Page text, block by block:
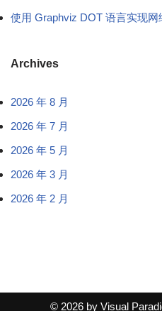
使用 Graphviz DOT 语言实现
Archives
2026 年 8 月
2026 年 7 月
2026 年 5 月
2026 年 3 月
2026 年 2 月
© 2026 by Visual